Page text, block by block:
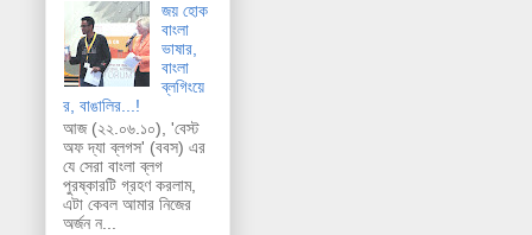
জয় হোক
বাংলা
ভাষার,
বাংলা
ব্লগিংয়ে
র, বাঙালির...!
আজ (২২.০৬.১০), 'বেস্ট
অফ দ্যা ব্লগস' (ববস) এর
যে সেরা বাংলা ব্লগ
পুরষ্কারটি গ্রহণ করলাম,
এটা কেবল আমার নিজের
অর্জন ন...